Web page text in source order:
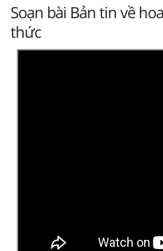
Soạn bài Bản tin về
thức